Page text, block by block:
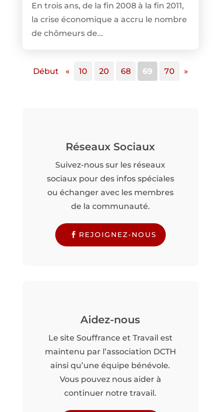
En trois ans, de la fin 2008 à la fin 2011,
la crise économique a accru le nombre
de chômeurs de...
Début « 10 20 68 69 70 »
Réseaux Sociaux
Suivez-nous sur les réseaux
sociaux pour des infos spéciales
ou échanger avec les membres
de la communauté.
REJOIGNEZ-NOUS
Aidez-nous
Le site Souffrance et Travail est
maintenu par l’association DCTH
ainsi qu’une équipe bénévole.
Vous pouvez nous aider à
continuer notre travail.